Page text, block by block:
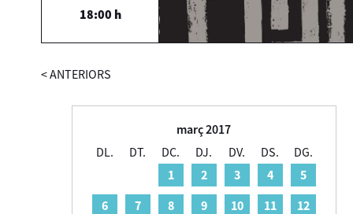
18:00 h
<ANTERIORS
març 2017
DL.
DT. DC. DJ. DV. DS.
DG.
1
2 3 4
5
6
7 8 9 10 11
12